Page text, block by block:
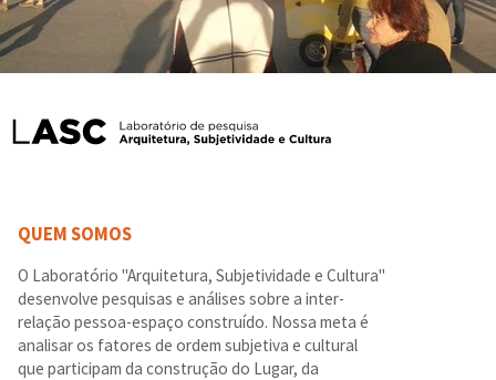
QUEM SOMOS
O Laboratório "Arquitetura, Subjetividade e Cultura"
desenvolve pesquisas e análises sobre a inter-
relação pessoa-espaço construído. Nossa meta é
analisar os fatores de ordem subjetiva e cultural
que participam da construção do Lugar, da